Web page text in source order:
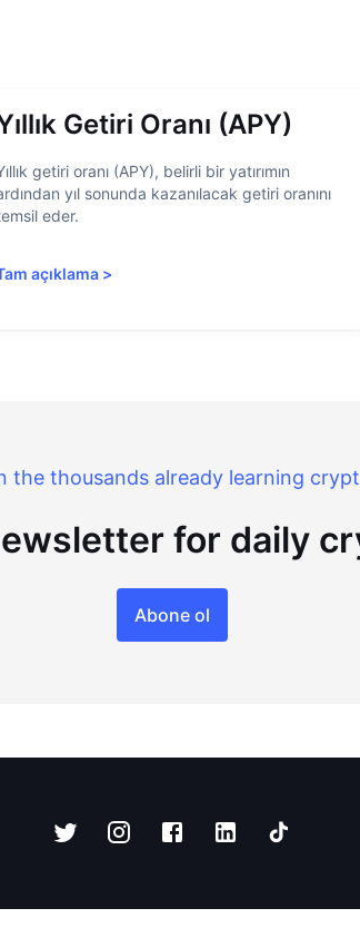
Getiri Oranı (APY)
getiri oranı (APY), belirli bir yatırımın
yıl sonunda kazanılacak getiri oranını
eder.
açıklama >
the thousands already learning
for daily
Abone ol